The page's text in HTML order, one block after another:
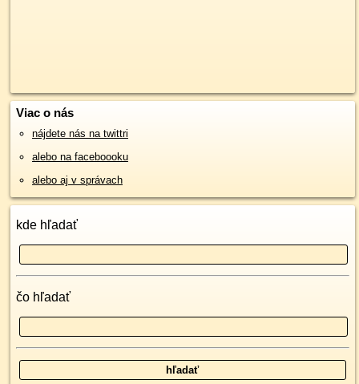
Viac o nás
nájdete nás na twittri
alebo na faceboooku
alebo aj v správach
kde hľadať
čo hľadať